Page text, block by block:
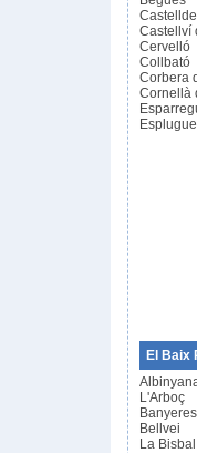
Castellví
Cervelló
Collbató
Corbera
Cornellà
El Baix
L'Arboç
Bellvei
La